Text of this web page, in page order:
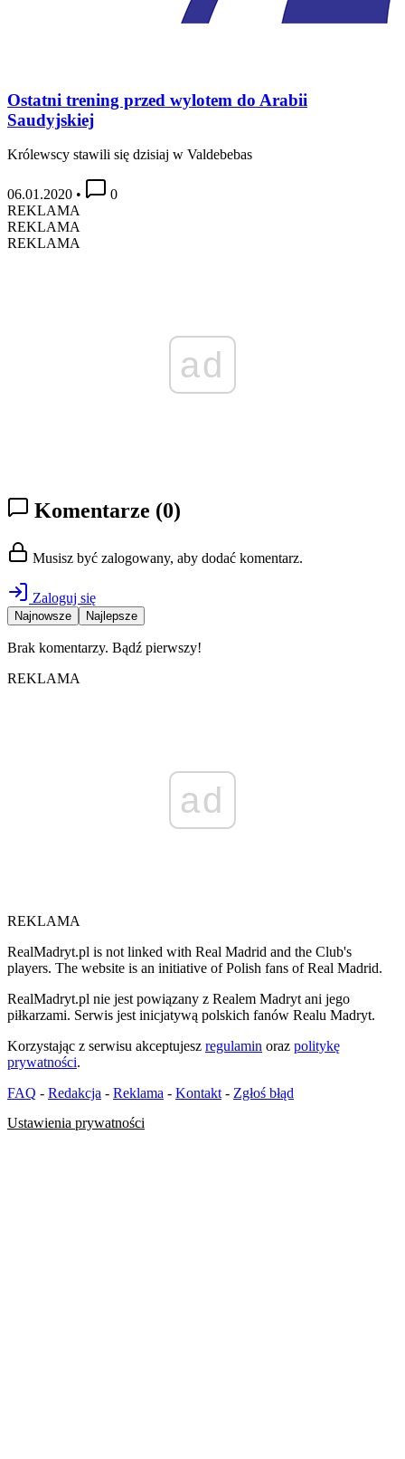
Ostatni trening przed wylotem do Arabii
Saudyjskiej
Królewscy stawili się dzisiaj w Valdebebas
06.01.2020 •
0
REKLAMA
REKLAMA
REKLAMA
ad
Komentarze (0)
Musisz być zalogowany, aby dodać komentarz.
Zaloguj się
Najnowsze Najlepsze
Brak komentarzy. Bądź pierwszy!
REKLAMA
ad
REKLAMA
RealMadryt.pl is not linked with Real Madrid and the Club's
players. The website is an initiative of Polish fans of Real Madrid.
RealMadryt.pl nie jest powiązany z Realem Madryt ani jego
piłkarzami. Serwis jest inicjatywą polskich fanów Realu Madryt.
Korzystając z serwisu akceptujesz regulamin oraz politykę
prywatności.
FAQ - Redakcja - Reklama - Kontakt - Zgłoś błąd
Ustawienia prywatności